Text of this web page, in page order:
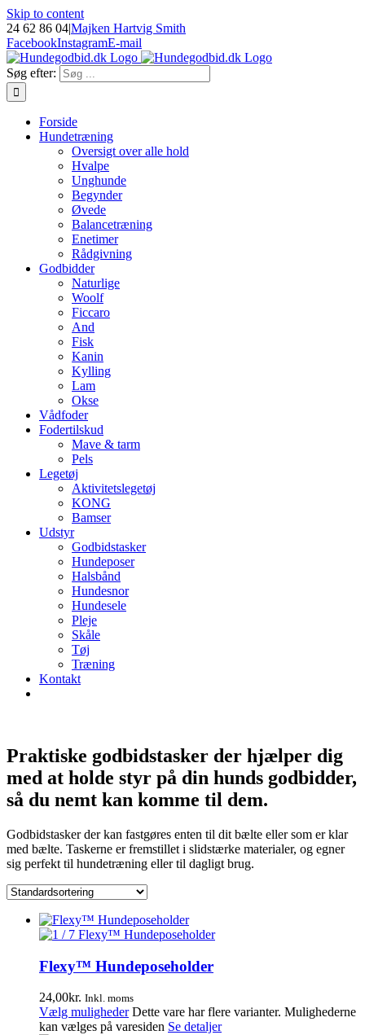
Skip to content
24 62 86 04|Majken Hartvig Smith
FacebookInstagramE-mail
Søg efter:
Forside
Hundetræning
Oversigt over alle hold
Hvalpe
Unghunde
Begynder
Øvede
Balancetræning
Enetimer
Rådgivning
Godbidder
Naturlige
Woolf
Ficcaro
And
Fisk
Kanin
Kylling
Lam
Okse
Vådfoder
Fodertilskud
Mave & tarm
Pels
Legetøj
Aktivitetslegetøj
KONG
Bamser
Udstyr
Godbidstasker
Hundeposer
Halsbånd
Hundesnor
Hundesele
Pleje
Skåle
Tøj
Træning
Kontakt
Praktiske godbidstasker der hjælper dig
med at holde styr på din hunds godbidder,
så du nemt kan komme til dem.
Godbidstasker der kan fastgøres enten til dit bælte eller som er klar
med bælte. Taskerne er fremstillet i slidstærke materialer, og egner
sig perfekt til hundetræning eller til dagligt brug.
Flexy™ Hundeposeholder
24,00kr. Inkl. moms
Vælg muligheder Dette vare har flere varianter. Mulighederne
kan vælges på varesiden Se detaljer